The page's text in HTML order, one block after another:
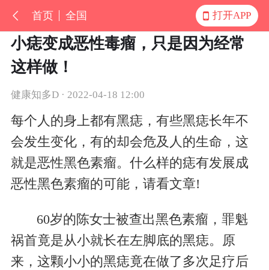
首页 全国 打开APP
小痣变成恶性毒瘤，只是因为经常
这样做！
健康知多D · 2022-04-18 12:00
每个人的身上都有黑痣，有些黑痣长年不
会发生变化，有的却会危及人的生命，这
就是恶性黑色素瘤。什么样的痣有发展成
恶性黑色素瘤的可能，请看文章!
60岁的陈女士被查出黑色素瘤，罪魁
祸首竟是从小就长在左脚底的黑痣。原
来，这颗小小的黑痣竟在做了多次足疗后